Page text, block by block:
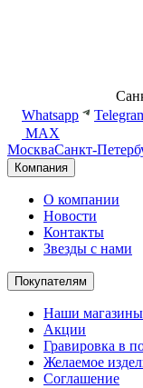
Whatsapp
MAX
МоскваСанкт-
Компания
О компании
Новости
Контакты
Звезды с нами
Покупателям
Наши магазины
Акции
Гравировка в
Желаемое
Соглашение